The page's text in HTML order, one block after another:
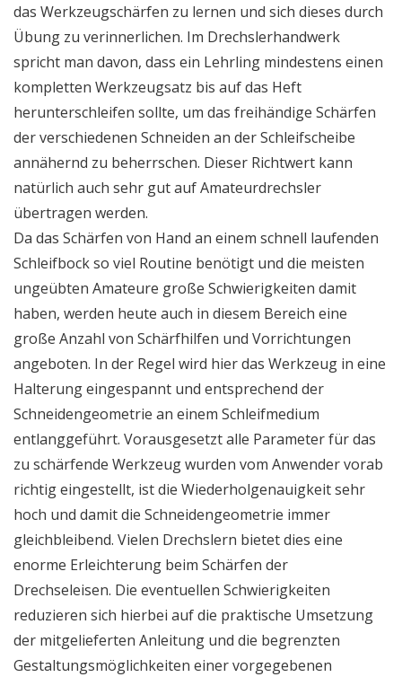
das Werkzeugschärfen zu lernen und sich dieses durch
Übung zu verinnerlichen. Im Drechslerhandwerk
spricht man davon, dass ein Lehrling mindestens einen
kompletten Werkzeugsatz bis auf das Heft
herunterschleifen sollte, um das freihändige Schärfen
der verschiedenen Schneiden an der Schleifscheibe
annähernd zu beherrschen. Dieser Richtwert kann
natürlich auch sehr gut auf Amateurdrechsler
übertragen werden.
Da das Schärfen von Hand an einem schnell laufenden
Schleifbock so viel Routine benötigt und die meisten
ungeübten Amateure große Schwierigkeiten damit
haben, werden heute auch in diesem Bereich eine
große Anzahl von Schärfhilfen und Vorrichtungen
angeboten. In der Regel wird hier das Werkzeug in eine
Halterung eingespannt und entsprechend der
Schneidengeometrie an einem Schleifmedium
entlanggeführt. Vorausgesetzt alle Parameter für das
zu schärfende Werkzeug wurden vom Anwender vorab
richtig eingestellt, ist die Wiederholgenauigkeit sehr
hoch und damit die Schneidengeometrie immer
gleichbleibend. Vielen Drechslern bietet dies eine
enorme Erleichterung beim Schärfen der
Drechseleisen. Die eventuellen Schwierigkeiten
reduzieren sich hierbei auf die praktische Umsetzung
der mitgelieferten Anleitung und die begrenzten
Gestaltungsmöglichkeiten einer vorgegebenen